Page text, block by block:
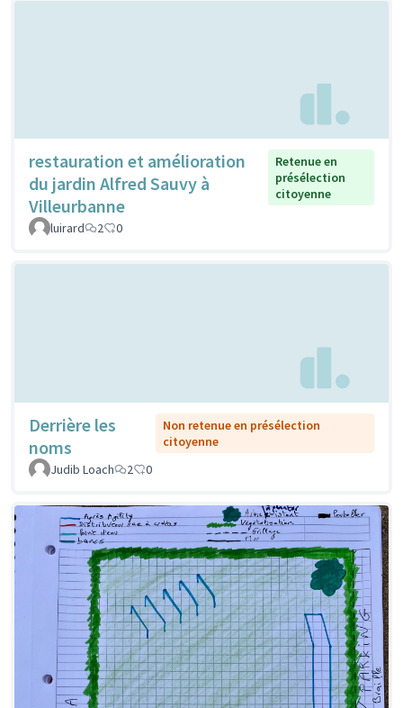
restauration et amélioration
du jardin Alfred Sauvy à
Villeurbanne
Retenue en
présélection
citoyenne
luirard 2 0
Derrière les
noms
Non retenue en présélection
citoyenne
Judib Loach
2 0